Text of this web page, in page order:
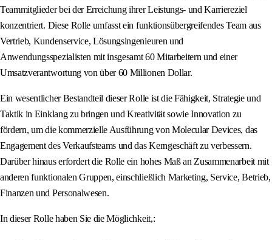
Teammitglieder bei der Erreichung ihrer Leistungs- und Karriereziel
konzentriert. Diese Rolle umfasst ein funktionsübergreifendes Team aus
Vertrieb, Kundenservice, Lösungsingenieuren und
Anwendungsspezialisten mit insgesamt 60 Mitarbeitern und einer
Umsatzverantwortung von über 60 Millionen Dollar.
Ein wesentlicher Bestandteil dieser Rolle ist die Fähigkeit, Strategie und
Taktik in Einklang zu bringen und Kreativität sowie Innovation zu
fördern, um die kommerzielle Ausführung von Molecular Devices, das
Engagement des Verkaufsteams und das Kerngeschäft zu verbessern.
Darüber hinaus erfordert die Rolle ein hohes Maß an Zusammenarbeit mit
anderen funktionalen Gruppen, einschließlich Marketing, Service, Betrieb,
Finanzen und Personalwesen.
In dieser Rolle haben Sie die Möglichkeit,: